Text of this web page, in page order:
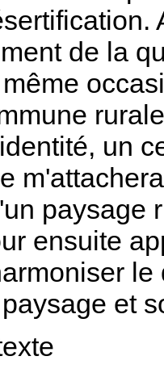
de la
un
paysage
ensuite
et